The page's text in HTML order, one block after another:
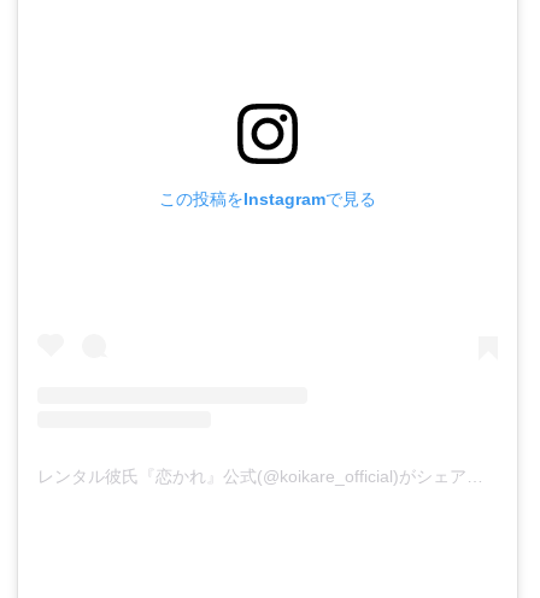
この投稿をInstagramで見る
レンタル彼氏『恋かれ』公式(@koikare_official)がシェアした投稿